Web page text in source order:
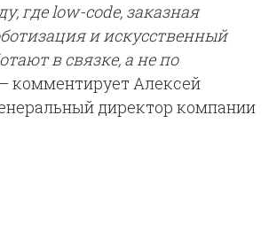
где low-code, заказная
и искусственный
в связке, а не по
комментирует Алексей
директор компании